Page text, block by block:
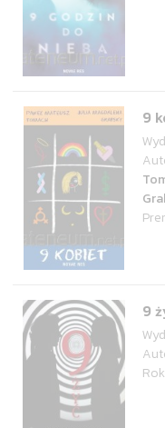
9
9